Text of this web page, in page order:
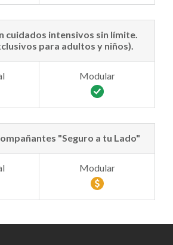
cuidados intensivos sin límite.
para adultos y niños).
"Seguro a tu Lado"